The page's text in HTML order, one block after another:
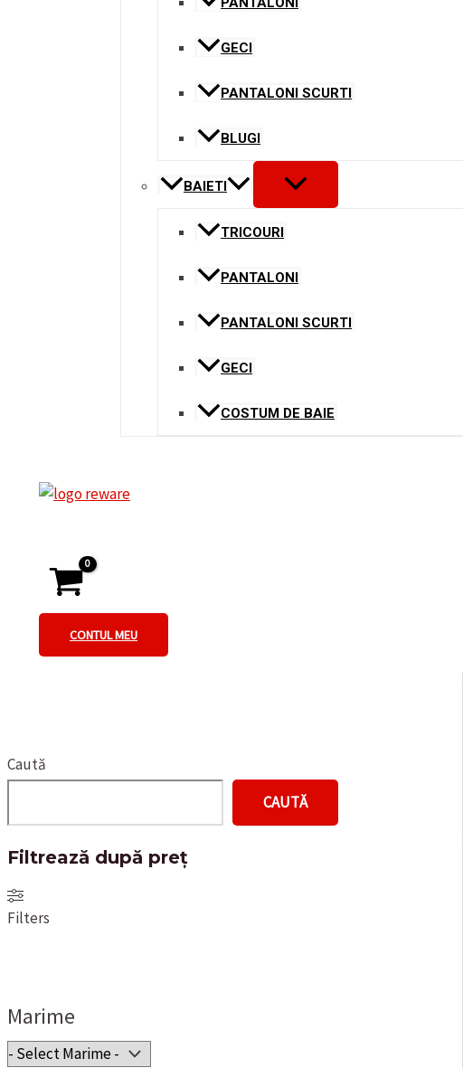
GECI
PANTALONI SCURTI
BLUGI
BAIETI
MENU
TOGGLE
TRICOURI
PANTALONI
PANTALONI SCURTI
GECI
COSTUM DE BAIE
CONTUL MEU
Caută
CAUTĂ
Filtrează după preț
Filters
Marime